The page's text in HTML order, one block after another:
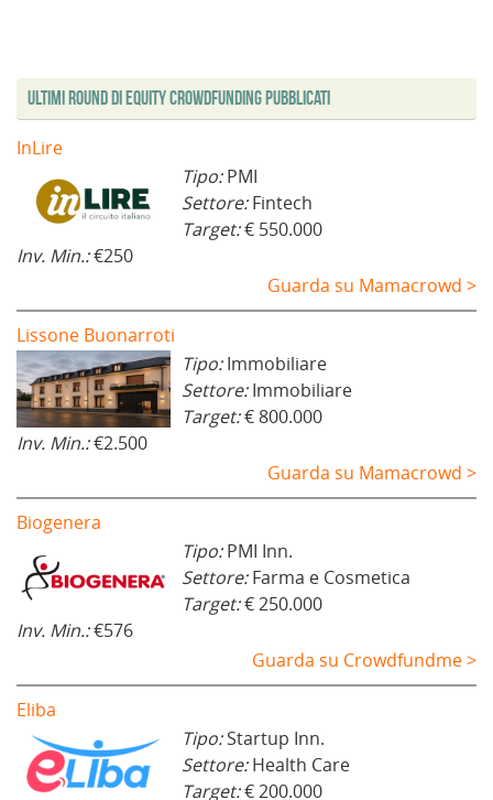
Ultimi Round di Equity Crowdfunding Pubblicati
InLire
Tipo:PMI
Settore:Fintech
Target:€ 550.000
Inv. Min.:€250
Guarda su Mamacrowd >
Lissone Buonarroti
Tipo:Immobiliare
Settore:Immobiliare
Target:€ 800.000
Inv. Min.:€2.500
Guarda su Mamacrowd >
Biogenera
Tipo:PMI Inn.
Settore:Farma e Cosmetica
Target:€ 250.000
Inv. Min.:€576
Guarda su Crowdfundme >
Eliba
Tipo:Startup Inn.
Settore:Health Care
Target:€ 200.000